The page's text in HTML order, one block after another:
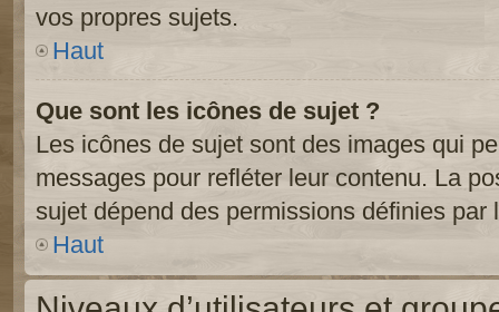
vos propres sujets.
Haut
Que sont les icônes de sujet ?
Les icônes de sujet sont des images qui
messages pour refléter leur contenu. La
sujet dépend des permissions définies par
Haut